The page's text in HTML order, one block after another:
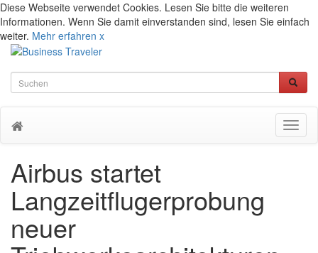
Diese Webseite verwendet Cookies. Lesen Sie bitte die weiteren
Informationen. Wenn Sie damit einverstanden sind, lesen Sie einfach
weiter. Mehr erfahren x
Airbus startet
Langzeitflugerprobung
neuer